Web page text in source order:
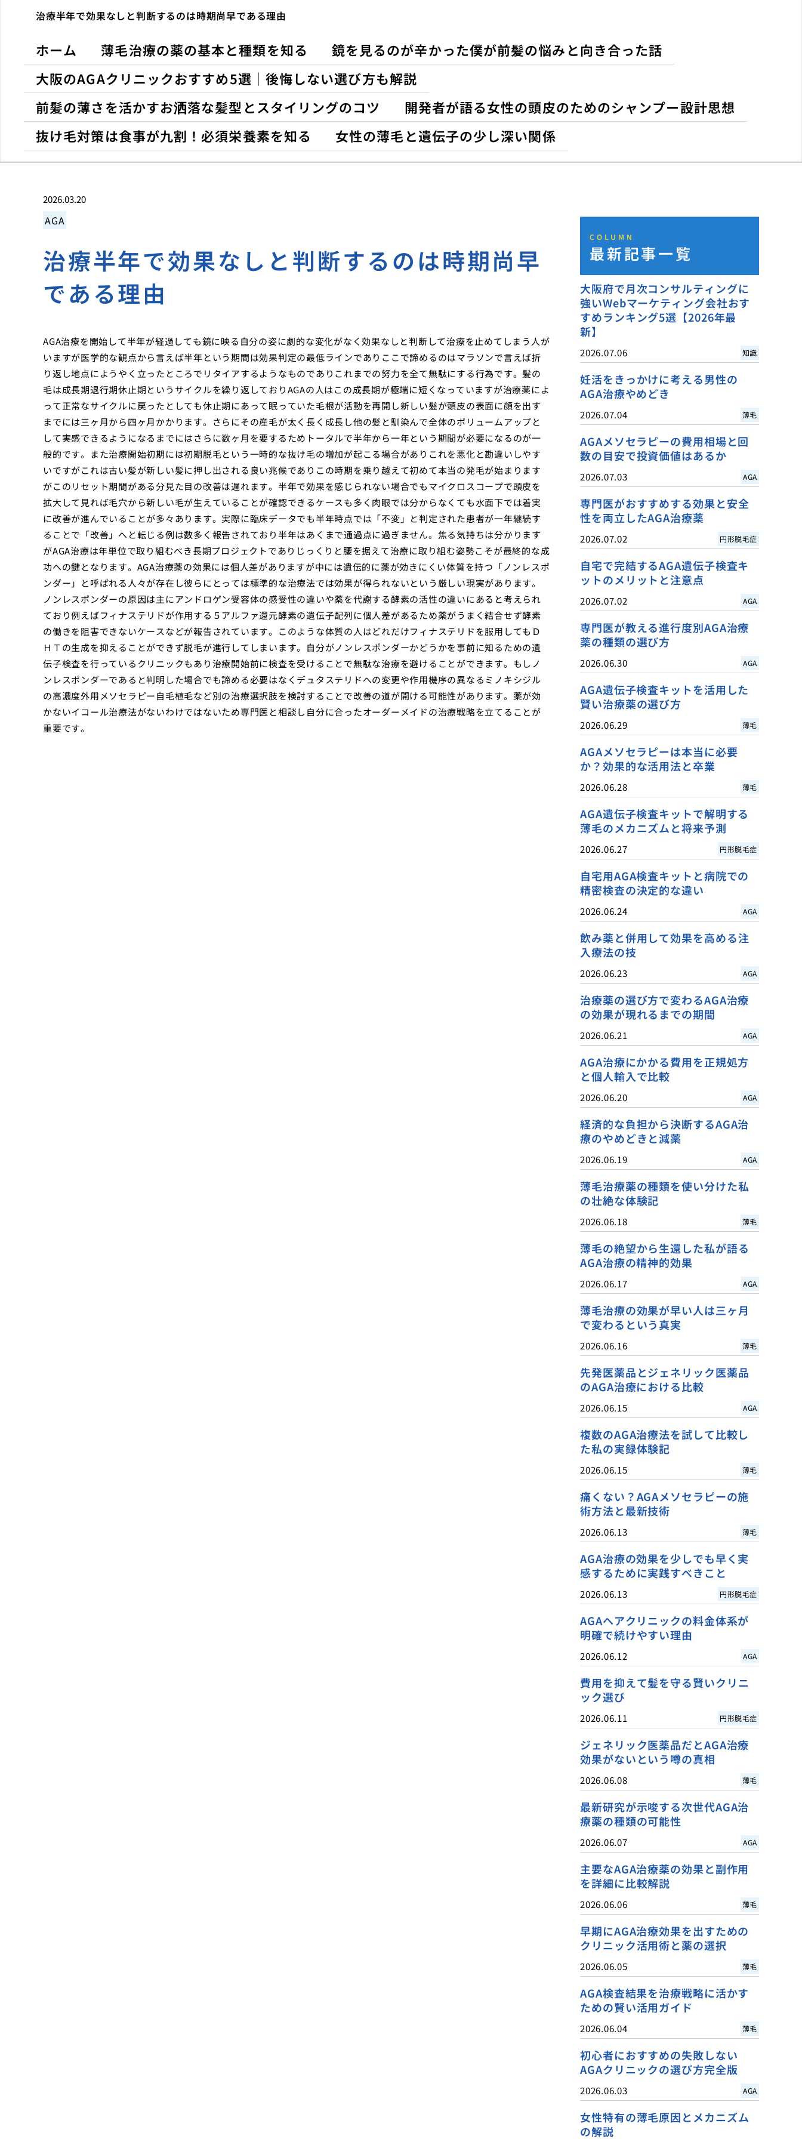
治療半年で効果なしと判断するのは時期尚早である理由
ホーム 薄毛治療の薬の基本と種類を知る
鏡を見るのが辛かった僕が前髪の悩みと向き合った話
大阪のAGAクリニックおすすめ5選｜後悔しない選び方も解説
前髪の薄さを活かすお洒落な髪型とスタイリングのコツ
開発者が語る女性の頭皮のためのシャンプー設計思想
抜け毛対策は食事が九割！必須栄養素を知る
女性の薄毛と遺伝子の少し深い関係
2026.03.20
AGA
治療半年で効果なしと判断するのは時期尚早
である理由
AGA治療を開始して半年が経過しても鏡に映る自分の姿に劇的な変化がなく効果なしと判断して治療を止めてしまう人が
いますが医学的な観点から言えば半年という期間は効果判定の最低ラインでありここで諦めるのはマラソンで言えば折
り返し地点にようやく立ったところでリタイアするようなものでありこれまでの努力を全て無駄にする行為です。髪の
毛は成長期退行期休止期というサイクルを繰り返しておりAGAの人はこの成長期が極端に短くなっていますが治療薬によ
って正常なサイクルに戻ったとしても休止期にあって眠っていた毛根が活動を再開し新しい髪が頭皮の表面に顔を出す
までには三ヶ月から四ヶ月かかります。さらにその産毛が太く長く成長し他の髪と馴染んで全体のボリュームアップと
して実感できるようになるまでにはさらに数ヶ月を要するためトータルで半年から一年という期間が必要になるのが一
般的です。また治療開始初期には初期脱毛という一時的な抜け毛の増加が起こる場合がありこれを悪化と勘違いしやす
いですがこれは古い髪が新しい髪に押し出される良い兆候でありこの時期を乗り越えて初めて本当の発毛が始まります
がこのリセット期間がある分見た目の改善は遅れます。半年で効果を感じられない場合でもマイクロスコープで頭皮を
拡大して見れば毛穴から新しい毛が生えていることが確認できるケースも多く肉眼では分からなくても水面下では着実
に改善が進んでいることが多々あります。実際に臨床データでも半年時点では「不変」と判定された患者が一年継続す
ることで「改善」へと転じる例は数多く報告されており半年はあくまで通過点に過ぎません。焦る気持ちは分かります
がAGA治療は年単位で取り組むべき長期プロジェクトでありじっくりと腰を据えて治療に取り組む姿勢こそが最終的な成
功への鍵となります。AGA治療薬の効果には個人差がありますが中には遺伝的に薬が効きにくい体質を持つ「ノンレスポ
ンダー」と呼ばれる人々が存在し彼らにとっては標準的な治療法では効果が得られないという厳しい現実があります。
ノンレスポンダーの原因は主にアンドロゲン受容体の感受性の違いや薬を代謝する酵素の活性の違いにあると考えられ
ており例えばフィナステリドが作用する５アルファ還元酵素の遺伝子配列に個人差があるため薬がうまく結合せず酵素
の働きを阻害できないケースなどが報告されています。このような体質の人はどれだけフィナステリドを服用してもＤ
ＨＴの生成を抑えることができず脱毛が進行してしまいます。自分がノンレスポンダーかどうかを事前に知るための遺
伝子検査を行っているクリニックもあり治療開始前に検査を受けることで無駄な治療を避けることができます。もしノ
ンレスポンダーであると判明した場合でも諦める必要はなくデュタステリドへの変更や作用機序の異なるミノキシジル
の高濃度外用メソセラピー自毛植毛など別の治療選択肢を検討することで改善の道が開ける可能性があります。薬が効
かないイコール治療法がないわけではないため専門医と相談し自分に合ったオーダーメイドの治療戦略を立てることが
重要です。
COLUMN
最新記事一覧
大阪府で月次コンサルティングに
強いWebマーケティング会社おす
すめランキング5選【2026年最
新】
2026.07.06 知識
妊活をきっかけに考える男性の
AGA治療やめどき
2026.07.04 薄毛
AGAメソセラピーの費用相場と回
数の目安で投資価値はあるか
2026.07.03 AGA
専門医がおすすめする効果と安全
性を両立したAGA治療薬
2026.07.02 円形脱毛症
自宅で完結するAGA遺伝子検査キ
ットのメリットと注意点
2026.07.02 AGA
専門医が教える進行度別AGA治療
薬の種類の選び方
2026.06.30 AGA
AGA遺伝子検査キットを活用した
賢い治療薬の選び方
2026.06.29 薄毛
AGAメソセラピーは本当に必要
か？効果的な活用法と卒業
2026.06.28 薄毛
AGA遺伝子検査キットで解明する
薄毛のメカニズムと将来予測
2026.06.27 円形脱毛症
自宅用AGA検査キットと病院での
精密検査の決定的な違い
2026.06.24 AGA
飲み薬と併用して効果を高める注
入療法の技
2026.06.23 AGA
治療薬の選び方で変わるAGA治療
の効果が現れるまでの期間
2026.06.21 AGA
AGA治療にかかる費用を正規処方
と個人輸入で比較
2026.06.20 AGA
経済的な負担から決断するAGA治
療のやめどきと減薬
2026.06.19 AGA
薄毛治療薬の種類を使い分けた私
の壮絶な体験記
2026.06.18 薄毛
薄毛の絶望から生還した私が語る
AGA治療の精神的効果
2026.06.17 AGA
薄毛治療の効果が早い人は三ヶ月
で変わるという真実
2026.06.16 薄毛
先発医薬品とジェネリック医薬品
のAGA治療における比較
2026.06.15 AGA
複数のAGA治療法を試して比較し
た私の実録体験記
2026.06.15 薄毛
痛くない？AGAメソセラピーの施
術方法と最新技術
2026.06.13 薄毛
AGA治療の効果を少しでも早く実
感するために実践すべきこと
2026.06.13 円形脱毛症
AGAヘアクリニックの料金体系が
明確で続けやすい理由
2026.06.12 AGA
費用を抑えて髪を守る賢いクリニ
ック選び
2026.06.11 円形脱毛症
ジェネリック医薬品だとAGA治療
効果がないという噂の真相
2026.06.08 薄毛
最新研究が示唆する次世代AGA治
療薬の種類の可能性
2026.06.07 AGA
主要なAGA治療薬の効果と副作用
を詳細に比較解説
2026.06.06 薄毛
早期にAGA治療効果を出すための
クリニック活用術と薬の選択
2026.06.05 薄毛
AGA検査結果を治療戦略に活かす
ための賢い活用ガイド
2026.06.04 薄毛
初心者におすすめの失敗しない
AGAクリニックの選び方完全版
2026.06.03 AGA
女性特有の薄毛原因とメカニズム
の解説